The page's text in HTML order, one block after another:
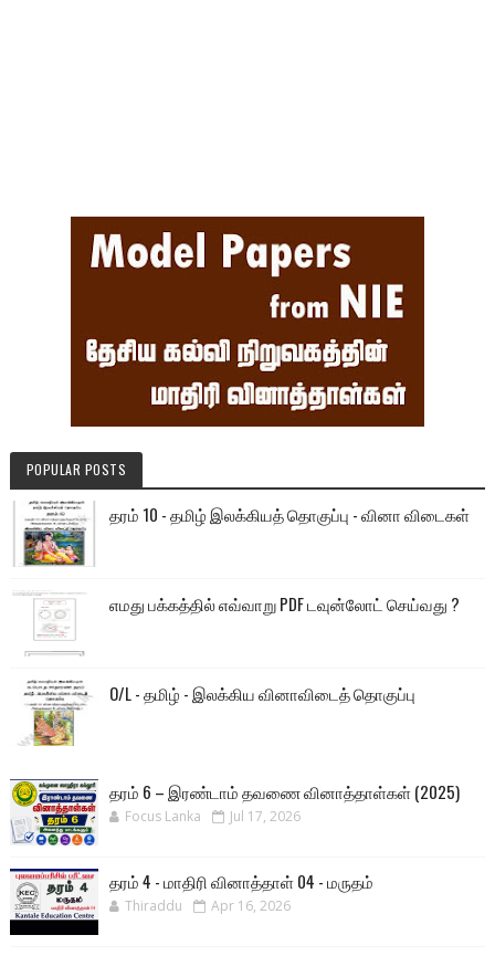
POPULAR POSTS
தரம் 10 - தமிழ் இலக்கியத் தொகுப்பு - வினா விடைகள்
எமது பக்கத்தில் எவ்வாறு PDF டவுன்லோட் செய்வது ?
O/L - தமிழ் - இலக்கிய வினாவிடைத் தொகுப்பு
தரம் 6 – இரண்டாம் தவணை வினாத்தாள்கள் (2025)
Focus Lanka Jul 17, 2026
தரம் 4 - மாதிரி வினாத்தாள் 04 - மருதம்
Thiraddu Apr 16, 2026